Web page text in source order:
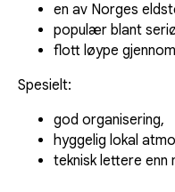
en av Norges
populær blant
flott løype
Spesielt:
god organisering,
hyggelig lokal
teknisk lettere enn